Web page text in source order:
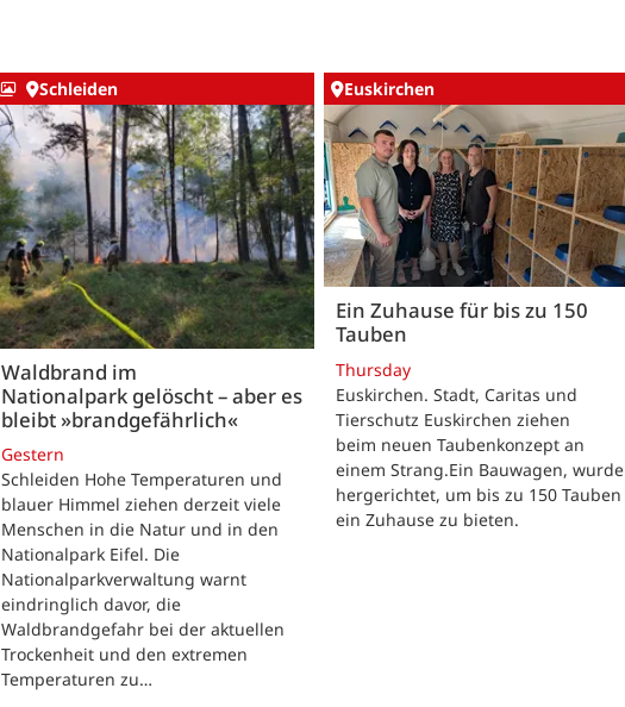
Schleiden
Waldbrand im
Nationalpark gelöscht – aber es
bleibt »brandgefährlich«
Gestern
Schleiden Hohe Temperaturen und
blauer Himmel ziehen derzeit viele
Menschen in die Natur und in den
Nationalpark Eifel. Die
Nationalparkverwaltung warnt
eindringlich davor, die
Waldbrandgefahr bei der aktuellen
Trockenheit und den extremen
Temperaturen zu…
Euskirchen
Ein Zuhause für bis zu 150
Tauben
Thursday
Euskirchen. Stadt, Caritas und
Tierschutz Euskirchen ziehen
beim neuen Taubenkonzept an
einem Strang.Ein Bauwagen, wurde
hergerichtet, um bis zu 150 Tauben
ein Zuhause zu bieten.